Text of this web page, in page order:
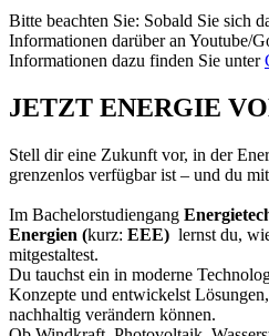
Bitte beachten Sie: Sobald Sie sich
Informationen darüber an Youtube/
Informationen dazu finden Sie unter
JETZT ENERGIE
Stell dir eine Zukunft vor, in der
grenzenlos verfügbar ist – und du
Im Bachelorstudiengang
Energien (kurz: EEE) lernst du,
mitgestaltest.
Du tauchst ein in moderne
Konzepte und entwickelst
nachhaltig verändern können.